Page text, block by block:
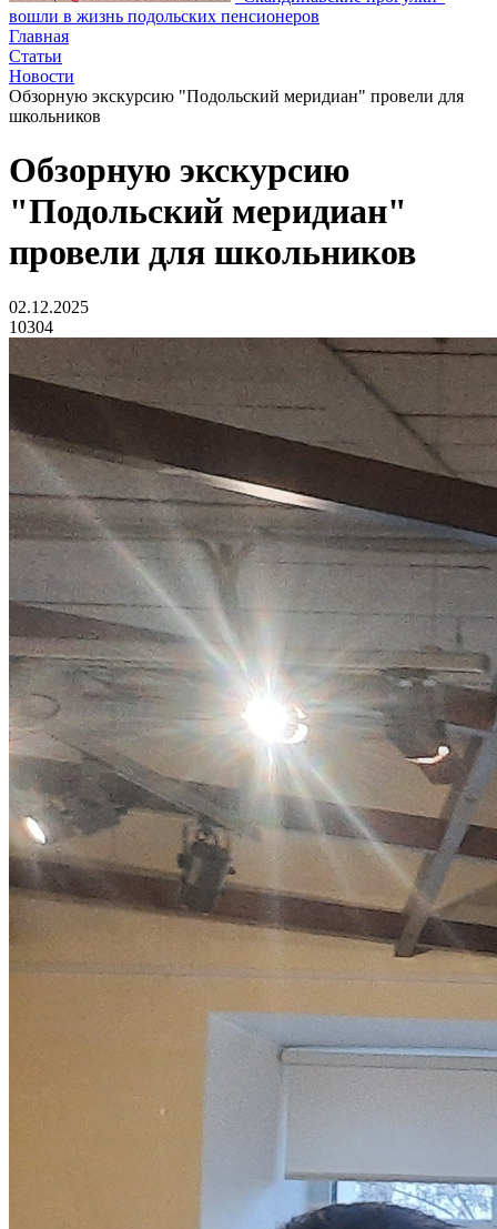
вошли в жизнь подольских пенсионеров
Главная
Статьи
Новости
Обзорную экскурсию "Подольский меридиан" провели для
школьников
Обзорную экскурсию
"Подольский меридиан"
провели для школьников
02.12.2025
10304